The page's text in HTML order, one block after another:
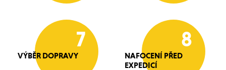
7
VÝBĚR DOPRAVY
8
NAFOCENÍ PŘED
EXPEDICÍ